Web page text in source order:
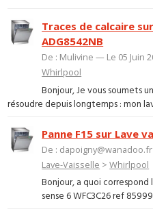
Traces de calcaire
ADG8542NB
De : Mulivine — Le 05 Juin
Whirlpool
Bonjour, Je vous soumets
résoudre depuis longtemps : mon
Panne F15 sur Lave
De :
Lave-Vaisselle >Whirlpool
Bonjour, a quoi correspond
sense 6 WFC3C26 ref